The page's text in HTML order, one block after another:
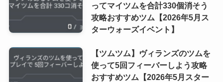
ってマイツムを合計330個消そう
攻略おすすめツム【2026年5月ス
ターウォーズイベント】
【ツムツム】ヴィランズのツムを
使って5回フィーバーしよう攻略
おすすめツム【2026年5月スター